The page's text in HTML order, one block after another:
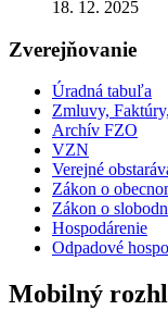
18. 12. 2025
Zverejňovanie
Úradná tabuľa
Zmluvy,
Archív FZO
VZN
Verejné
Zákon o
Zákon o
Hospodárenie
Odpadové
Mobilný